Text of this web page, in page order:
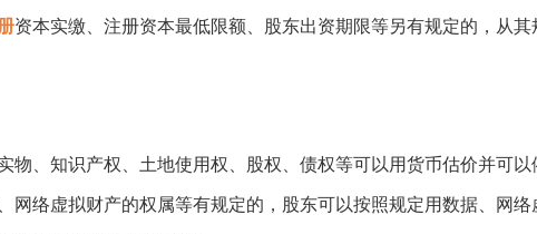
资本实缴、注册资本最低限额、股东出资期限等另有规定的，从其
、知识产权、土地使用权、股权、债权等可以用货币估价并可以
网络虚拟财产的权属等有规定的，股东可以按照规定用数据、网络